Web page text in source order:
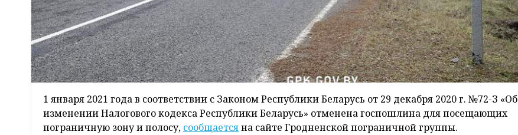
1 января 2021 года в соответствии с Законом Республики Беларусь от 29 декабря 2020 г. №72-З «Об
изменении Налогового кодекса Республики Беларусь» отменена госпошлина для посещающих
пограничную зону и полосу, сообщаетсяна сайте Гродненской пограничной группы.